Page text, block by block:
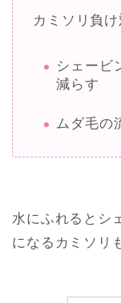
カミソリ負け
シェービ
減らす
ムダ毛の
水にふれるとシ
になるカミソリ